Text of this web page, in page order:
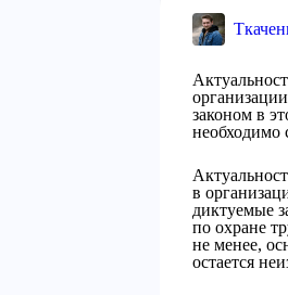
законом в
необходимо
в
диктуемые
по охране
не менее,
остается